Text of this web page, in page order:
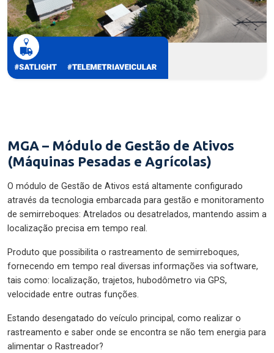
MGA – Módulo de Gestão de Ativos
(Máquinas Pesadas e Agrícolas)
O módulo de Gestão de Ativos está altamente configurado
através da tecnologia embarcada para gestão e monitoramento
de semirreboques: Atrelados ou desatrelados, mantendo assim a
localização precisa em tempo real.
Produto que possibilita o rastreamento de semirreboques,
fornecendo em tempo real diversas informações via software,
tais como: localização, trajetos, hubodômetro via GPS,
velocidade entre outras funções.
Estando desengatado do veículo principal, como realizar o
rastreamento e saber onde se encontra se não tem energia para
alimentar o Rastreador?